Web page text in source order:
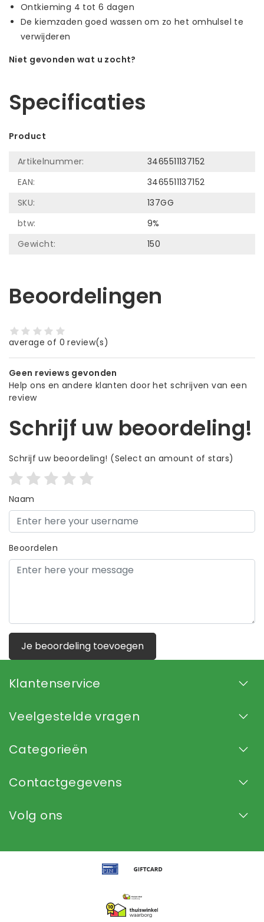
Ontkieming 4 tot 6 dagen
De kiemzaden goed wassen om zo het omhulsel te
verwijderen
Niet gevonden wat u zocht?
Specificaties
Product
Artikelnummer:
3465511137152
EAN:
3465511137152
SKU:
137GG
btw:
9%
Gewicht:
150
Beoordelingen
average of 0 review(s)
Geen reviews gevonden
Help ons en andere klanten door het schrijven van een
review
Schrijf uw beoordeling!
Schrijf uw beoordeling! (Select an amount of stars)
Naam
Beoordelen
Je beoordeling toevoegen
Klantenservice
Veelgestelde vragen
Categorieën
Contactgegevens
Volg ons